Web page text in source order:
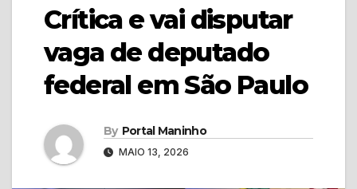
Crítica e vai disputar
vaga de deputado
federal em São Paulo
By Portal Maninho
MAIO 13, 2026